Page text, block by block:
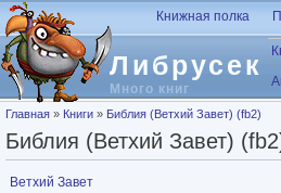
Перейти к основному содержанию
Либрусек
Много книг
Книжная полка
Вы здесь
Главная » Книги » Библия (Ветхий Завет) (fb2)
Библия (Ветхий Завет)
Ветхий Завет